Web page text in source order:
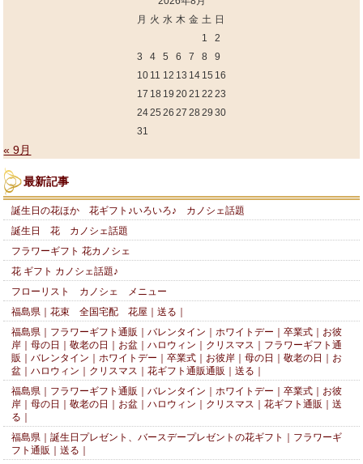
月 火 水 木 金 土 日
1
2
3
4 5 6 7 8
9
10 11 12 13 14 15 16
17 18 19 2021 22 23
2425 26 27 28 29 30
31
« 9月
最新記事
誕生日の花ほか 花ギフト♪いろいろ♪ カノシェ話題
誕生日 花 カノシェ話題
フラワーギフト 花カノシェ
花 ギフト カノシェ話題♪
フローリスト カノシェ メニュー
福島県｜花束 全国宅配 花屋｜送る｜
福島県｜フラワーギフト通販｜バレンタイン｜ホワイトデー｜卒業式｜お彼
岸｜母の日｜敬老の日｜お盆｜ハロウィン｜クリスマス｜フラワーギフト通
販｜バレンタイン｜ホワイトデー｜卒業式｜お彼岸｜母の日｜敬老の日｜お
盆｜ハロウィン｜クリスマス｜花ギフト通販通販｜送る｜
福島県｜フラワーギフト通販｜バレンタイン｜ホワイトデー｜卒業式｜お彼
岸｜母の日｜敬老の日｜お盆｜ハロウィン｜クリスマス｜花ギフト通販｜送
る｜
福島県｜誕生日プレゼント、バースデープレゼントの花ギフト｜フラワーギ
フト通販｜送る｜